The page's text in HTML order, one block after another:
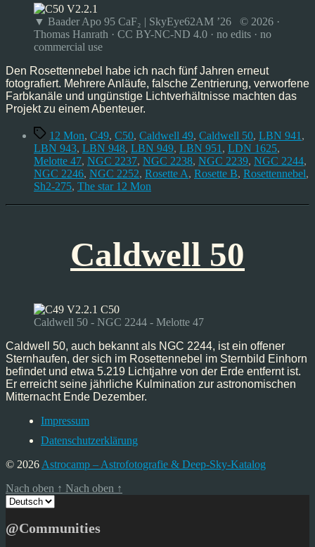
▼ Baader Apo 95 CaF₂ | SkyEye62AM ’26 © 2026 ·
Thomas Hanrath · CC BY-NC-ND 4.0 · no edits · no
commercial use
Den Rosettennebel habe ich nach fünf Jahren erneut
fotografiert. Mehrere Anläufe, falsche Zentrierung, verworfene
Farbkanäle und ungünstige Lichtverhältnisse machten das
Projekt zu einem Abenteuer.
Schlagwörter
12 Mon, C49, C50, Caldwell 49, Caldwell 50, LBN 941 ,
LBN 943, LBN 948, LBN 949, LBN 951 , LDN 1625,
Melotte 47, NGC 2237, NGC 2238, NGC 2239, NGC 2244,
NGC 2246, NGC 2252, Rosette A, Rosette B, Rosettennebel,
Sh2-275, The star 12 Mon
Caldwell 50
Caldwell 50 - NGC 2244 - Melotte 47
Caldwell 50, auch bekannt als NGC 2244, ist ein offener
Sternhaufen, der sich im Rosettennebel im Sternbild Einhorn
befindet und etwa 5.219 Lichtjahre von der Erde entfernt ist.
Er erreicht seine jährliche Kulmination zur astronomischen
Mitternacht Ende Dezember.
Impressum
Datenschutzerklärung
© 2026 Astrocamp – Astrofotografie & Deep-Sky-Katalog
Nach oben ↑ Nach oben ↑
Sprache
auswählen
@Communities